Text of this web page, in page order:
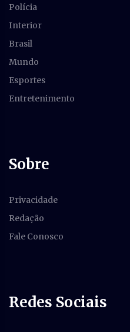
Polícia
Interior
Brasil
Mundo
Esportes
Entretenimento
Sobre
Privacidade
Redação
Fale Conosco
Redes Sociais